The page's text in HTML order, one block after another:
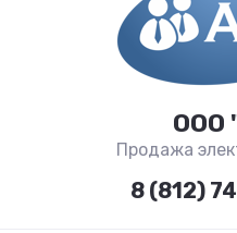
ООО
Продажа
8 (812)